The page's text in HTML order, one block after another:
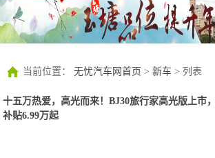
当前位置： 无忧汽车网首页 > 新车 > 列表
十五万热爱，高光而来！BJ30旅行家高光版上市
补贴6.99万起